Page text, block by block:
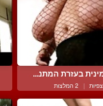
בעזרת המתנ...
| 2 המלצות